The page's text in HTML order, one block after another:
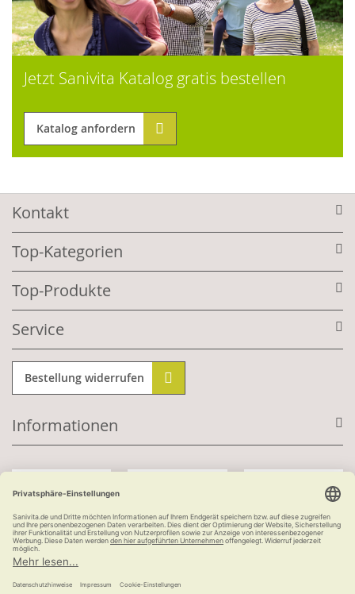
Jetzt Sanivita Katalog gratis bestellen
Katalog anfordern
Kontakt
Top-Kategorien
Top-Produkte
Service
Bestellung widerrufen
Informationen
Kauf auf Rechnung